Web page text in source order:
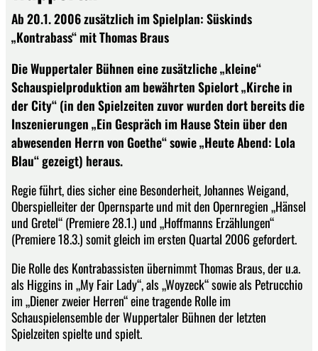
Ab 20.1. 2006 zusätzlich im Spielplan: Süskinds
„Kontrabass“ mit Thomas Braus
Die Wuppertaler Bühnen eine zusätzliche „kleine“
Schauspielproduktion am bewährten Spielort „Kirche in
der City“ (in den Spielzeiten zuvor wurden dort bereits die
Inszenierungen „Ein Gespräch im Hause Stein über den
abwesenden Herrn von Goethe“ sowie „Heute Abend: Lola
Blau“ gezeigt) heraus.
Regie führt, dies sicher eine Besonderheit, Johannes Weigand,
Oberspielleiter der Opernsparte und mit den Opernregien „Hänsel
und Gretel“ (Premiere 28.1.) und „Hoffmanns Erzählungen“
(Premiere 18.3.) somit gleich im ersten Quartal 2006 gefordert.
Die Rolle des Kontrabassisten übernimmt Thomas Braus, der u.a.
als Higgins in „My Fair Lady“, als „Woyzeck“ sowie als Petrucchio
im „Diener zweier Herren“ eine tragende Rolle im
Schauspielensemble der Wuppertaler Bühnen der letzten
Spielzeiten spielte und spielt.